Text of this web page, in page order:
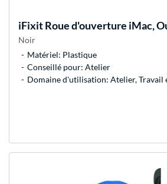
iFixitRoue d'ouverture iMac,
Noir
Matériel: Plastique
Conseillé pour: Atelier
Domaine d'utilisation: Atelier, Travail